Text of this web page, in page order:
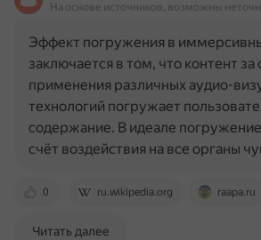
На основе источников, возможны
0 ru.wikipedia.org raapa.ru
Эффект погружения в
заключается в том, что контент за
применения различных аудио-
технологий погружает
содержание. В идеале погружение
счёт воздействия на все органы
Читать далее